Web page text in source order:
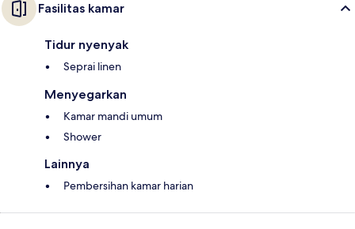
Fasilitas kamar
Tidur nyenyak
Seprai linen
Menyegarkan
Kamar mandi umum
Shower
Lainnya
Pembersihan kamar harian